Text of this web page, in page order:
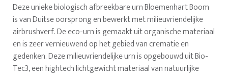
Deze unieke biologisch afbreekbare urn Bloemenhart Boom
is van Duitse oorsprong en bewerkt met milieuvriendelijke
airbrushverf. De eco-urn is gemaakt uit organische materiaal
en is zeer vernieuwend op het gebied van crematie en
gedenken. Deze milieuvriendelijke urn is opgebouwd uit Bio-
Tec3, een hightech lichtgewicht materiaal van natuurlijke